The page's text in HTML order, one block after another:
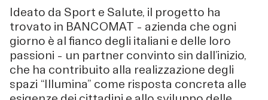
Ideato da Sport e Salute, il progetto ha
trovato in BANCOMAT – azienda che ogni
giorno è al fianco degli italiani e delle loro
passioni – un partner convinto sin dall’inizio,
che ha contribuito alla realizzazione degli
spazi “Illumina” come risposta concreta alle